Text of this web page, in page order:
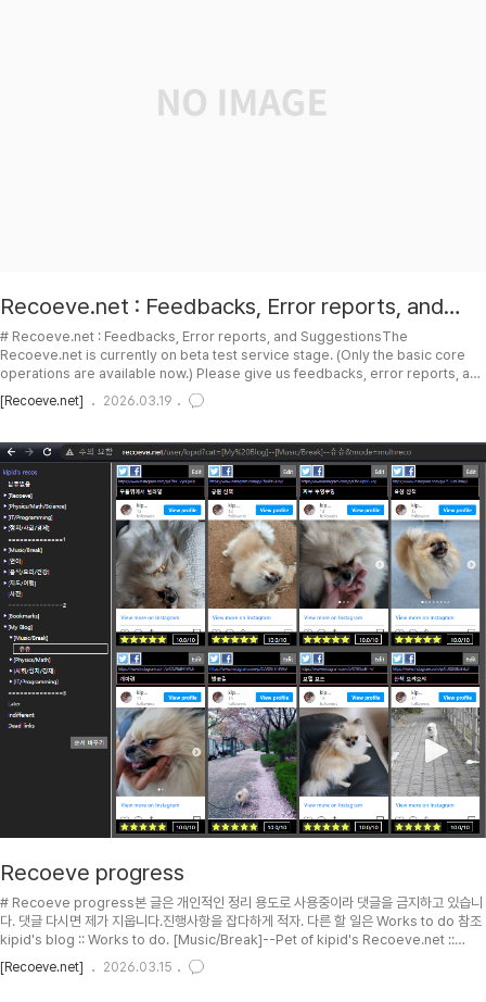
Recoeve.net : Feedbacks, Error reports, and
Suggestions
# Recoeve.net : Feedbacks, Error reports, and SuggestionsThe
Recoeve.net is currently on beta test service stage. (Only the basic core
operations are available now.) Please give us feedbacks, error reports, and
suggestions of any kind on the comments board below. You can leave
private/hidden comments too in tistory.Recoeve.net 가 베타 서비스 중입니다.
것들..
[Recoeve.net] 2026.03.19
Recoeve progress
# Recoeve progress본 글은 개인적인 정리 용도로 사용중이라 댓글을 금지하고 있습니
다. 댓글 다시면 제가 지웁니다.진행사항을 잡다하게 적자. 다른 할 일은 Works to do 참조
kipid's blog :: Works to do. [Music/Break]--Pet of kipid's Recoeve.net ::
image file [Music/Break]--Pet of kipid's Recoeve.net. [Music/Break]--Pet of
kipid's Recoeve.net :: iframe . ## TOC## PH2023-05-18: Ver. 0.8.0.2023-
[Recoeve.net] 2026.03.15